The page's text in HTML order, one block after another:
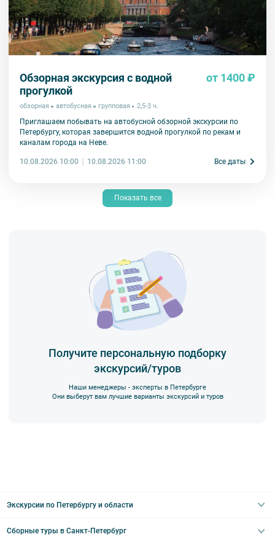
Обзорная экскурсия с водной
прогулкой
от 1400 ₽
обзорная автобусная групповая 2,5-3 ч.
Приглашаем побывать на автобусной обзорной экскурсии по
Петербургу, которая завершится водной прогулкой по рекам и
каналам города на Неве.
10.08.2026 10:00 10.08.2026 11:00 Все даты
Показать все
Получите персональную подборку
экскурсий/туров
Наши менеджеры - эксперты в Петербурге
Они выберут вам лучшие варианты экскурсий и туров
Экскурсии по Петербургу и области
Сборные туры в Санкт-Петербург